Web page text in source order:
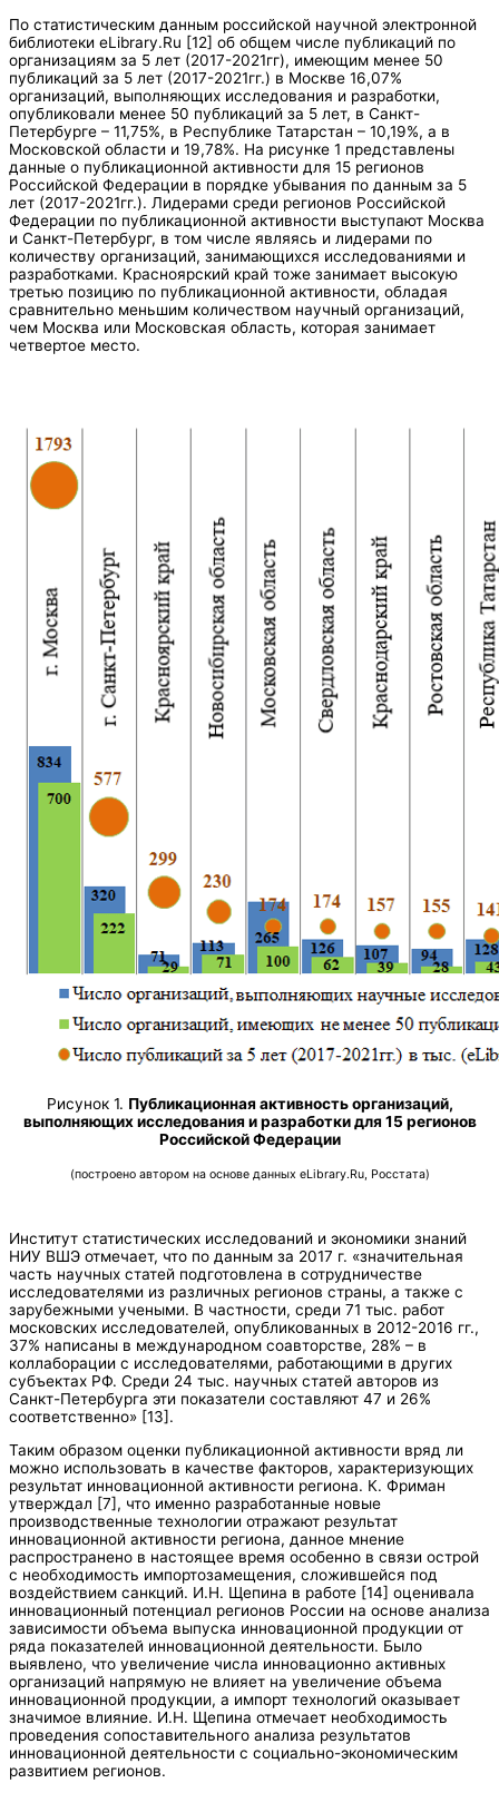
По статистическим данным российской научной электронной
библиотеки eLibrary.Ru [12] об общем числе публикаций по
организациям за 5 лет (2017-2021гг), имеющим менее 50
публикаций за 5 лет (2017-2021гг.) в Москве 16,07%
организаций, выполняющих исследования и разработки,
опубликовали менее 50 публикаций за 5 лет, в Санкт-
Петербурге – 11,75%, в Республике Татарстан – 10,19%, а в
Московской области и 19,78%. На рисунке 1 представлены
данные о публикационной активности для 15 регионов
Российской Федерации в порядке убывания по данным за 5
лет (2017-2021гг.). Лидерами среди регионов Российской
Федерации по публикационной активности выступают Москва
и Санкт-Петербург, в том числе являясь и лидерами по
количеству организаций, занимающихся исследованиями и
разработками. Красноярский край тоже занимает высокую
третью позицию по публикационной активности, обладая
сравнительно меньшим количеством научный организаций,
чем Москва или Московская область, которая занимает
четвертое место.
Рисунок 1. Публикационная активность организаций,
выполняющих исследования и разработки для 15 регионов
Российской Федерации
(построено автором на основе данных eLibrary.Ru, Росстата)
Институт статистических исследований и экономики знаний
НИУ ВШЭ отмечает, что по данным за 2017 г. «значительная
часть научных статей подготовлена в сотрудничестве
исследователями из различных регионов страны, а также с
зарубежными учеными. В частности, среди 71 тыс. работ
московских исследователей, опубликованных в 2012-2016 гг.,
37% написаны в международном соавторстве, 28% – в
коллаборации с исследователями, работающими в других
субъектах РФ. Среди 24 тыс. научных статей авторов из
Санкт-Петербурга эти показатели составляют 47 и 26%
соответственно» [13].
Таким образом оценки публикационной активности вряд ли
можно использовать в качестве факторов, характеризующих
результат инновационной активности региона. К. Фриман
утверждал [7], что именно разработанные новые
производственные технологии отражают результат
инновационной активности региона, данное мнение
распространено в настоящее время особенно в связи острой
с необходимость импортозамещения, сложившейся под
воздействием санкций. И.Н. Щепина в работе [14] оценивала
инновационный потенциал регионов России на основе анализа
зависимости объема выпуска инновационной продукции от
ряда показателей инновационной деятельности. Было
выявлено, что увеличение числа инновационно активных
организаций напрямую не влияет на увеличение объема
инновационной продукции, а импорт технологий оказывает
значимое влияние. И.Н. Щепина отмечает необходимость
проведения сопоставительного анализа результатов
инновационной деятельности с социально-экономическим
развитием регионов.